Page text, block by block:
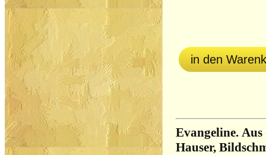
in den
Evangeline.
Hauser,